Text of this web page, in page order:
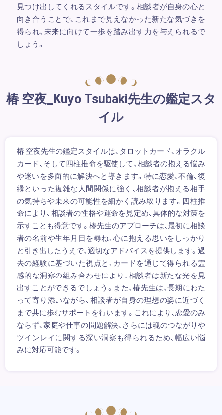
見つけ出してくれるスタイルです。相談者が自身の心と
向き合うことで、これまで見えなかった新たな気づきを
得られ、未来に向けて一歩を踏み出す力を与えられるで
しょう。
椿 空夜_Kuyo Tsubaki先生の鑑定スタ
イル
椿 空夜先生の鑑定スタイルは、タロットカード、オラクル
カード、そして四柱推命を駆使して、相談者の抱える悩み
や迷いを多面的に解決へと導きます。特に恋愛、不倫、復
縁といった複雑な人間関係に強く、相談者が抱える相手
の気持ちや未来の可能性を細かく読み取ります。四柱推
命により、相談者の性格や運命を見定め、具体的な対策を
示すことも得意です。椿先生のアプローチは、最初に相談
者の名前や生年月日を尋ね、心に抱える思いをしっかり
と引き出したうえで、適切なアドバイスを提供します。過
去の経験に基づいた視点と、カードを通じて得られる霊
感的な洞察の組み合わせにより、相談者は新たな光を見
出すことができるでしょう。また、椿先生は、長期にわた
って寄り添いながら、相談者が自身の理想の姿に近づく
まで共に歩むサポートを行います。これにより、恋愛のみ
ならず、家庭や仕事の問題解決、さらには魂のつながりや
ツインレイに関する深い洞察も得られるため、幅広い悩
みに対応可能です。